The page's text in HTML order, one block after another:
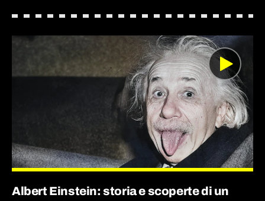
Albert Einstein: storia e scoperte di un